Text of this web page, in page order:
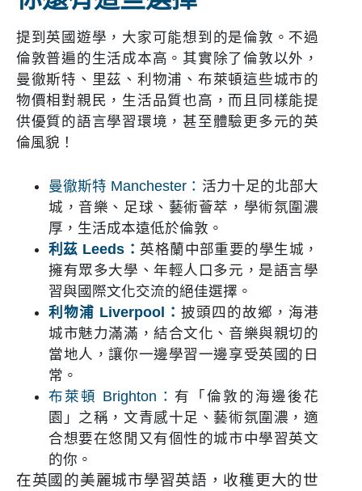
提到英國遊學，大家可能想到的是倫敦。不過
倫敦普遍的生活成本高。其實除了倫敦以外，
曼徹斯特、里茲、利物浦、布萊頓這些城市的
物價相對親民，生活品質也高，而且同樣能提
供優質的語言學習環境，甚至體驗更多元的英
倫風貌！
曼徹斯特 Manchester： 活力十足的北部大
城，音樂、足球、藝術薈萃，學術氛圍濃
厚，生活成本遠低於倫敦。
利茲 Leeds：英格蘭中部重要的學生城，
擁有眾多大學、年輕人口多元，是語言學
習與國際文化交流的絕佳選擇。
利物浦 Liverpool： 披頭四的故鄉，海港
城市魅力滿滿，結合文化、音樂與親切的
當地人，讓你一邊學習一邊享受英國的日
常。
布萊頓 Brighton： 有「倫敦的海邊後花
園」之稱，文青感十足、藝術氛圍濃，適
合想要在悠閒又有個性的城市中學習英文
的你。
在英國的美麗城市學習英語，收穫更大的世